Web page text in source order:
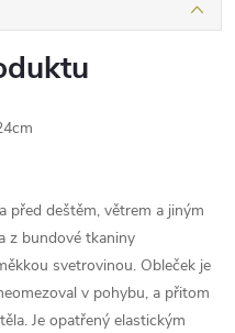
před deštěm, větrem a jiným
z bundové tkaniny
svetrovinou. Obleček je
v pohybu, a přitom
Je opatřený elastickým